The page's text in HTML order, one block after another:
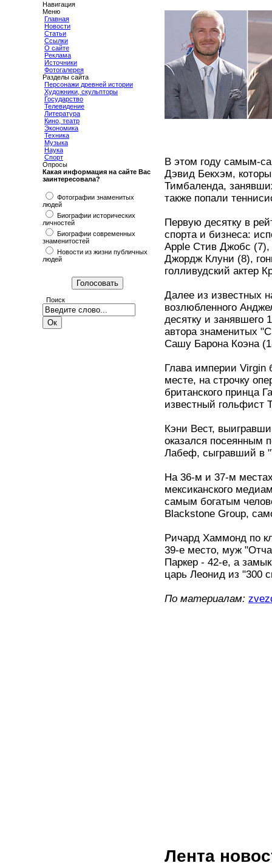
Навигация
Меню
Главная
Новости
Статьи
Ссылки
О сайте
Реклама
Источники
Фотогалерея
Разделы сайта
Персонажи древней истории
Художники, скульпторы
Государство
Телевидение
Литература
Кино, театр
Экономика
Техника
Музыка
Наука
Спорт
Опросы
Какая информация на сайте Вас
заинтересовала?
Фотографии знаменитых
людей
Биографии исторических
личностей
Биографии современных
знаменитостей
Новости из жизни публичных
людей
Поиск
В этом году самым-
Дэвид Бекхэм,
Тимбаленда,
также попали
Первую десятку в
спорта и бизнеса:
Apple Стив Джобс (7),
Джордж Клуни (8),
голливудский актер
Далее из известных
возлюбленного
десятку и занявшего
автора знаменитых
Сашу Барона Коэна
Глава империи Virgin
месте, на строчку
британского принца
известный гольфист
Кэни Вест,
оказался посеянным
Лабеф, сыгравший в
На 36-м и 37-м
мексиканского
самым богатым
Blackstone Group,
Ричард Хаммонд по
39-е место, муж
Паркер - 42-е, а
царь Леонид из "300
По материалам:
Лента